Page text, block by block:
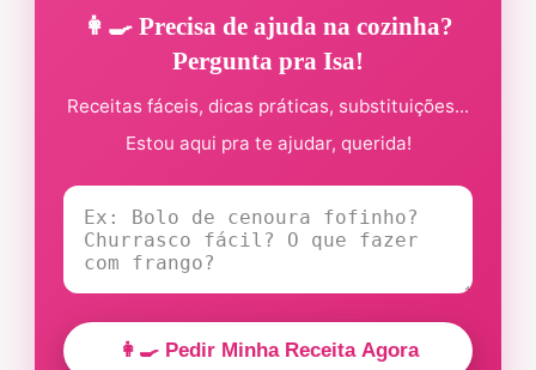
👩‍🍳 Precisa de ajuda na cozinha?
Pergunta pra Isa!
Receitas fáceis, dicas práticas, substituições...
Estou aqui pra te ajudar, querida!
👩‍🍳 Pedir Minha Receita Agora